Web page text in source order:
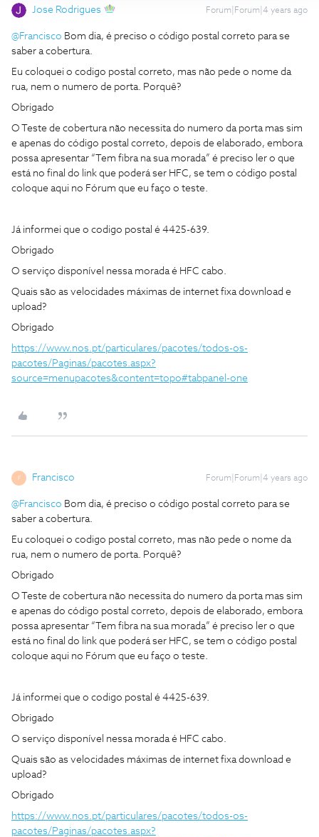
Jose Rodrigues Forum|Forum|4 years ago
@Francisco Bom dia, é preciso o código postal correto para se
saber a cobertura.
Eu coloquei o codigo postal correto, mas não pede o nome da
rua, nem o numero de porta. Porquê?
Obrigado
O Teste de cobertura não necessita do numero da porta mas sim
e apenas do código postal correto, depois de elaborado, embora
possa apresentar “Tem fibra na sua morada” é preciso ler o que
está no final do link que poderá ser HFC, se tem o código postal
coloque aqui no Fórum que eu faço o teste.
Já informei que o codigo postal é 4425-639.
Obrigado
O serviço disponível nessa morada é HFC cabo.
Quais são as velocidades máximas de internet fixa download e
upload?
Obrigado
https://www.nos.pt/particulares/pacotes/todos-os-
pacotes/Paginas/pacotes.aspx?
source=menupacotes&content=topo#tabpanel-one
F Francisco Forum|Forum|4 years ago
@Francisco Bom dia, é preciso o código postal correto para se
saber a cobertura.
Eu coloquei o codigo postal correto, mas não pede o nome da
rua, nem o numero de porta. Porquê?
Obrigado
O Teste de cobertura não necessita do numero da porta mas sim
e apenas do código postal correto, depois de elaborado, embora
possa apresentar “Tem fibra na sua morada” é preciso ler o que
está no final do link que poderá ser HFC, se tem o código postal
coloque aqui no Fórum que eu faço o teste.
Já informei que o codigo postal é 4425-639.
Obrigado
O serviço disponível nessa morada é HFC cabo.
Quais são as velocidades máximas de internet fixa download e
upload?
Obrigado
https://www.nos.pt/particulares/pacotes/todos-os-
pacotes/Paginas/pacotes.aspx?